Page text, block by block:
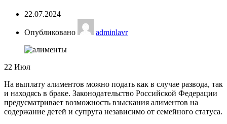
22.07.2024
Опубликовано adminlavr
22 Июл
На выплату алиментов можно подать как в случае развода, так
и находясь в браке. Законодательство Российской Федерации
предусматривает возможность взыскания алиментов на
содержание детей и супруга независимо от семейного статуса.